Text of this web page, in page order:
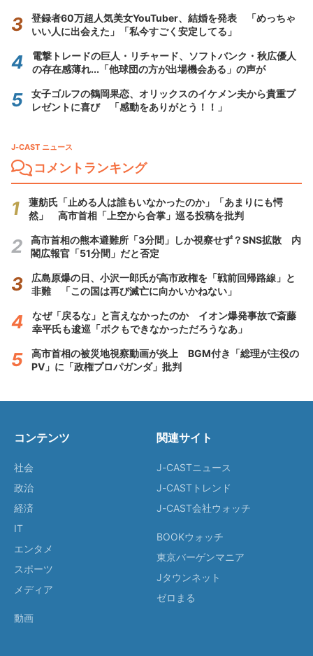
登録者60万超人気美女YouTuber、結婚を発表 「めっちゃ
いい人に出会えた」「私今すごく安定してる」
電撃トレードの巨人・リチャード、ソフトバンク・秋広優人
の存在感薄れ...「他球団の方が出場機会ある」の声が
女子ゴルフの鶴岡果恋、オリックスのイケメン夫から貴重プ
レゼントに喜び 「感動をありがとう！！」
J-CAST ニュース
コメントランキング
蓮舫氏「止める人は誰もいなかったのか」「あまりにも愕
然」 高市首相「上空から合掌」巡る投稿を批判
高市首相の熊本避難所「3分間」しか視察せず？SNS拡散 内
閣広報官「51分間」だと否定
広島原爆の日、小沢一郎氏が高市政権を「戦前回帰路線」と
非難 「この国は再び滅亡に向かいかねない」
なぜ「戻るな」と言えなかったのか イオン爆発事故で斎藤
幸平氏も逡巡「ボクもできなかっただろうなあ」
高市首相の被災地視察動画が炎上 BGM付き「総理が主役の
PV」に「政権プロパガンダ」批判
コンテンツ
社会
政治
経済
IT
エンタメ
スポーツ
メディア
動画
関連サイト
J-CASTニュース
J-CASTトレンド
J-CAST会社ウォッチ
BOOKウォッチ
東京バーゲンマニア
Jタウンネット
ゼロまる